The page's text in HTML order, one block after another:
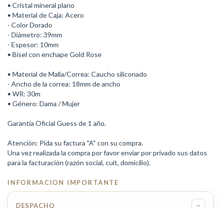
• Cristal mineral plano
• Material de Caja: Acero
- Color Dorado
- Diámetro: 39mm
- Espesor: 10mm
• Bisel con enchape Gold Rose
• Material de Malla/Correa: Caucho siliconado
- Ancho de la correa: 18mm de ancho
• WR: 30m
• Género: Dama / Mujer
Garantía Oficial Guess de 1 año.
Atención: Pida su factura "A" con su compra.
Una vez realizada la compra por favor enviar por privado sus datos
para la facturación (razón social, cuit, domicilio).
INFORMACION IMPORTANTE
DESPACHO −